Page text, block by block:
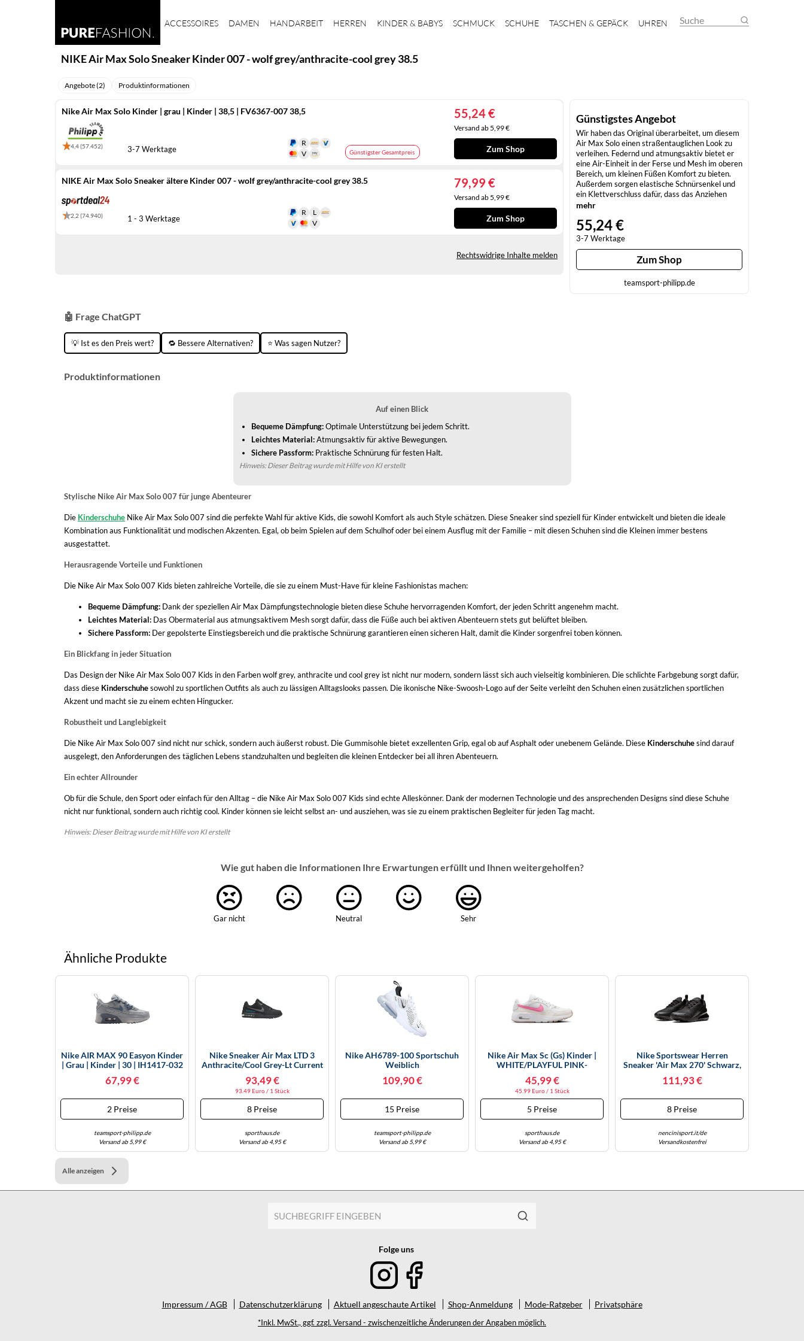
ACCESSOIRES DAMEN HANDARBEIT HERREN KINDER & BABYS SCHMUCK SCHUHE TASCHEN & GEPÄCK UHREN Suche
NIKE Air Max Solo Sneaker Kinder 007 - wolf grey/anthracite-cool grey 38.5
Angebote (2) Produktinformationen
Nike Air Max Solo Kinder | grau | Kinder | 38,5 | FV6367-007 38,5
4,4 (57.452)
Günstigster Gesamtpreis
3-7 Werktage
55,24 €
Versand ab 5,99 €
Zum Shop
NIKE Air Max Solo Sneaker ältere Kinder 007 - wolf grey/anthracite-cool grey 38.5
2,2 (74.940) 1 - 3 Werktage
79,99 €
Versand ab 5,99 €
Zum Shop
Rechtswidrige Inhalte melden
Günstigstes Angebot
Wir haben das Original überarbeitet, um diesem
Air Max Solo einen straßentauglichen Look zu
verleihen. Federnd und atmungsaktiv bietet er
eine Air-Einheit in der Ferse und Mesh im oberen
Bereich, um kleinen Füßen Komfort zu bieten.
Außerdem sorgen elastische Schnürsenkel und
ein Klettverschluss dafür, dass das Anziehen
schnell und einfach geht.
mehr
55,24 €
3-7 Werktage
Zum Shop
teamsport-philipp.de
🤖 Frage ChatGPT
💡 Ist es den Preis wert? 🔁 Bessere Alternativen? ⭐ Was sagen Nutzer?
Produktinformationen
Auf einen Blick
Bequeme Dämpfung:Optimale Unterstützung bei jedem Schritt.
Leichtes Material:Atmungsaktiv für aktive Bewegungen.
Sichere Passform:Praktische Schnürung für festen Halt.
Hinweis: Dieser Beitrag wurde mit Hilfe von KI erstellt
Stylische Nike Air Max Solo 007 für junge Abenteurer
Die Kinderschuhe Nike Air Max Solo 007 sind die perfekte Wahl für aktive Kids, die sowohl Komfort als auch Style schätzen. Diese Sneaker sind speziell für Kinder entwickelt und bieten die ideale
Kombination aus Funktionalität und modischen Akzenten. Egal, ob beim Spielen auf dem Schulhof oder bei einem Ausflug mit der Familie – mit diesen Schuhen sind die Kleinen immer bestens
ausgestattet.
Herausragende Vorteile und Funktionen
Die Nike Air Max Solo 007 Kids bieten zahlreiche Vorteile, die sie zu einem Must-Have für kleine Fashionistas machen:
Bequeme Dämpfung: Dank der speziellen Air Max Dämpfungstechnologie bieten diese Schuhe hervorragenden Komfort, der jeden Schritt angenehm macht.
Leichtes Material: Das Obermaterial aus atmungsaktivem Mesh sorgt dafür, dass die Füße auch bei aktiven Abenteuern stets gut belüftet bleiben.
Sichere Passform: Der gepolsterte Einstiegsbereich und die praktische Schnürung garantieren einen sicheren Halt, damit die Kinder sorgenfrei toben können.
Ein Blickfang in jeder Situation
Das Design der Nike Air Max Solo 007 Kids in den Farben wolf grey, anthracite und cool grey ist nicht nur modern, sondern lässt sich auch vielseitig kombinieren. Die schlichte Farbgebung sorgt dafür,
dass diese Kinderschuhesowohl zu sportlichen Outfits als auch zu lässigen Alltagslooks passen. Die ikonische Nike-Swoosh-Logo auf der Seite verleiht den Schuhen einen zusätzlichen sportlichen
Akzent und macht sie zu einem echten Hingucker.
Robustheit und Langlebigkeit
Die Nike Air Max Solo 007 sind nicht nur schick, sondern auch äußerst robust. Die Gummisohle bietet exzellenten Grip, egal ob auf Asphalt oder unebenem Gelände. Diese Kinderschuhesind darauf
ausgelegt, den Anforderungen des täglichen Lebens standzuhalten und begleiten die kleinen Entdecker bei all ihren Abenteuern.
Ein echter Allrounder
Ob für die Schule, den Sport oder einfach für den Alltag – die Nike Air Max Solo 007 Kids sind echte Alleskönner. Dank der modernen Technologie und des ansprechenden Designs sind diese Schuhe
nicht nur funktional, sondern auch richtig cool. Kinder können sie leicht selbst an- und ausziehen, was sie zu einem praktischen Begleiter für jeden Tag macht.
Hinweis: Dieser Beitrag wurde mit Hilfe von KI erstellt
Wie gut haben die Informationen Ihre Erwartungen erfüllt und Ihnen weitergeholfen?
Gar nicht Neutral Sehr
Ähnliche Produkte
Nike AIR MAX 90 Easyon Kinder
| Grau | Kinder | 30 | IH1417-032
67,99 €
2 Preise
teamsport-philipp.de
Versand ab 5,99 €
Nike Sneaker Air Max LTD 3
Anthracite/Cool Grey-Lt Current
93,49 €
93.49 Euro / 1 Stück
8 Preise
sporthaus.de
Versand ab 4,95 €
Nike AH6789-100 Sportschuh
Weiblich
109,90 €
15 Preise
teamsport-philipp.de
Versand ab 5,99 €
Nike Air Max Sc (Gs) Kinder |
WHITE/PLAYFUL PINK-
45,99 €
45.99 Euro / 1 Stück
5 Preise
sporthaus.de
Versand ab 4,95 €
Nike Sportswear Herren
Sneaker 'Air Max 270' Schwarz,
40,5
111,93 €
8 Preise
nencinisport.it/de
Versandkostenfrei
Alle anzeigen
Folge uns
Impressum / AGB Datenschutzerklärung Aktuell angeschaute Artikel Shop-Anmeldung Mode-Ratgeber Privatsphäre
*Inkl. MwSt., ggf. zzgl. Versand - zwischenzeitliche Änderungen der Angaben möglich.